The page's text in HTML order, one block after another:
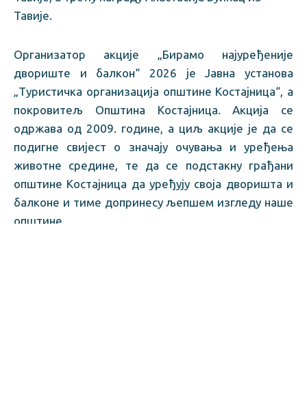
Тавије.
Организатор акције „Бирамо најуређеније
двориште и балкон“ 2026 је Јавна установа
„Туристичка организација општине Костајница“, а
покровитељ Општина Костајница. Акција се
одржава од 2009. године, а циљ акције је да се
подигне свијест о значају очувања и уређења
животне средине, те да се подстакну грађани
општине Костајница да уређују своја дворишта и
балконе и тиме допринесу љепшем изгледу наше
општине.